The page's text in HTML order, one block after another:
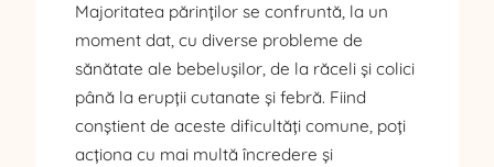
Majoritatea părinților se confruntă, la un
moment dat, cu diverse probleme de
sănătate ale bebelușilor, de la răceli și colici
până la erupții cutanate și febră. Fiind
conștient de aceste dificultăți comune, poți
acționa cu mai multă încredere și